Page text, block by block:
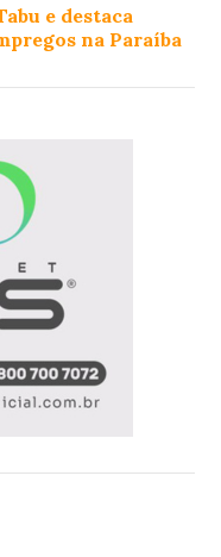
e destaca
na Paraíba